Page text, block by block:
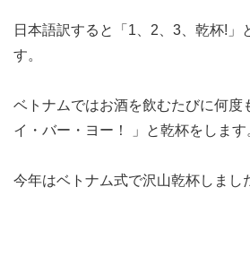
日本語訳すると「1、2、3、乾杯!」
す。
ベトナムではお酒を飲むたびに何度
イ・バー・ヨー！ 」と乾杯をします
今年はベトナム式で沢山乾杯しまし